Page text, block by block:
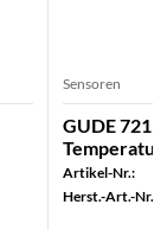
Sensoren
GUDE
Artikel-Nr.:
Herst.-Art.-Nr.: